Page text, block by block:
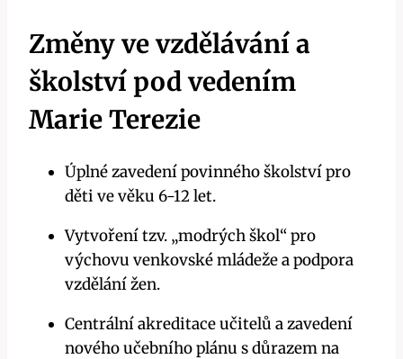
Změny ve vzdělávání a
školství pod vedením
Marie Terezie
Úplné zavedení povinného školství pro
děti ve věku 6-12 let.
Vytvoření tzv. „modrých škol“ pro
výchovu venkovské mládeže a podpora
vzdělání žen.
Centrální akreditace učitelů a zavedení
nového učebního plánu s důrazem na